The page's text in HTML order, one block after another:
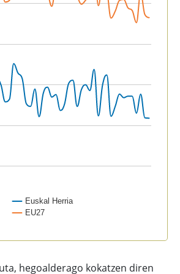
Euskal Herria
EU27
hegoalderago kokatzen diren